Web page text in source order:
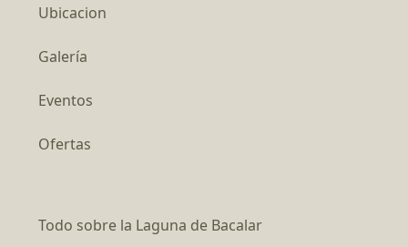
Ubicacion
Galería
Eventos
Ofertas
Todo sobre la Laguna de Bacalar